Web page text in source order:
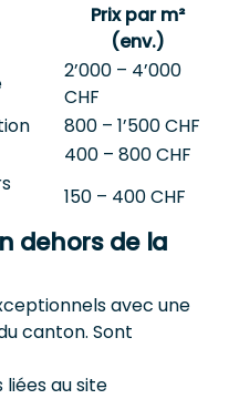
Prix par m²
(env.)
2’000 – 4’000
CHF
800 – 1’500 CHF
400 – 800 CHF
150 – 400 CHF
dehors de la
avec une
canton. Sont
au site